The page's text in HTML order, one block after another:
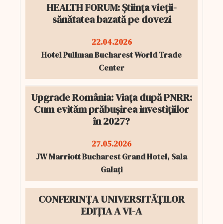
HEALTH FORUM: Știința vieții-
sănătatea bazată pe dovezi
22.04.2026
Hotel Pullman Bucharest World Trade
Center
Upgrade România: Viața după PNRR:
Cum evităm prăbușirea investițiilor
în 2027?
27.05.2026
JW Marriott Bucharest Grand Hotel, Sala
Galați
CONFERINȚA UNIVERSITĂȚILOR
EDIȚIA A VI-A